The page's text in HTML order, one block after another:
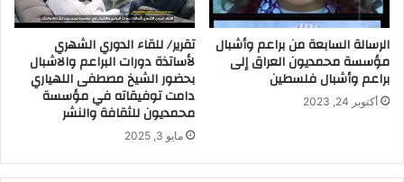
الرسالة السابعة من براعم وأشبال
مؤسسة محمديون العراق إلى
براعم وأشبال فلسطين
أكتوبر 24, 2023
تقرير/ للقاء الدوري الشهري
لأساتذة دورات البراعم والاشبال
بحضور الشيخ مصطفى اللهياري
دامت توفيقاته في مؤسسة
محمديون للثقافة والنشر
مايو 3, 2025